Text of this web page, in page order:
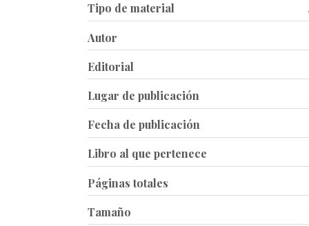
Tipo de material
Autor
Editorial
Lugar de publicación
Fecha de publicación
Libro al que pertenece
Páginas totales
Tamaño